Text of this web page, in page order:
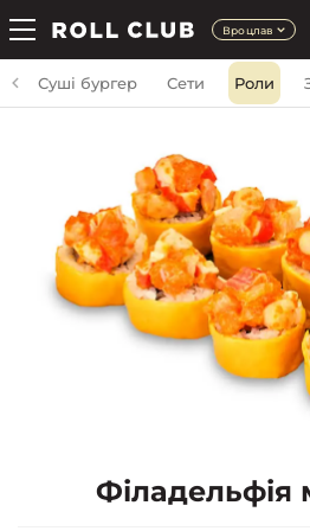
Вроцлав
Суші бургер Сети Роли
Філадельфія